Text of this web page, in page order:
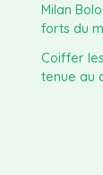
Milan
forts du
Coiffer
tenue au